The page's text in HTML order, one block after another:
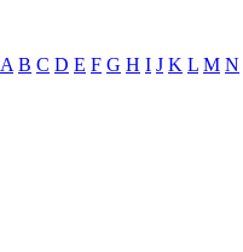
A B C D E F G H I J K L M N